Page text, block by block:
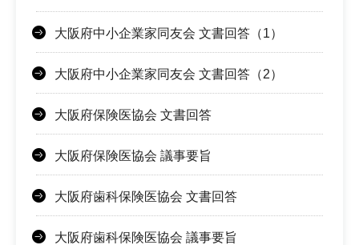
大阪府中小企業家同友会 文書回答（1）
大阪府中小企業家同友会 文書回答（2）
大阪府保険医協会 文書回答
大阪府保険医協会 議事要旨
大阪府歯科保険医協会 文書回答
大阪府歯科保険医協会 議事要旨